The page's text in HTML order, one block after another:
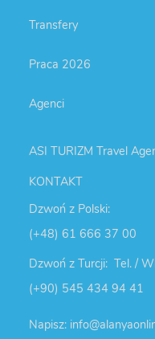
Transfery
Praca 2026
Agenci
ASI TURIZM Travel
KONTAKT
Dzwoń z Polski:
(+48) 61 666 37 00
Dzwoń z Turcji: Tel. /
(+90) 545 434 94 41
Napisz: